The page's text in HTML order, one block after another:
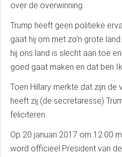
over de overwinning.
Trump heeft geen politieke
gaat hij om met zo'n grote
hij ons land is slecht aan toe
goed gaat maken en dat ben
Toen Hillary merkte dat zijn de
heeft zij (de secretaresse)
feliciteren.
Op 20 januari 2017 om 12.00
word officieel President van